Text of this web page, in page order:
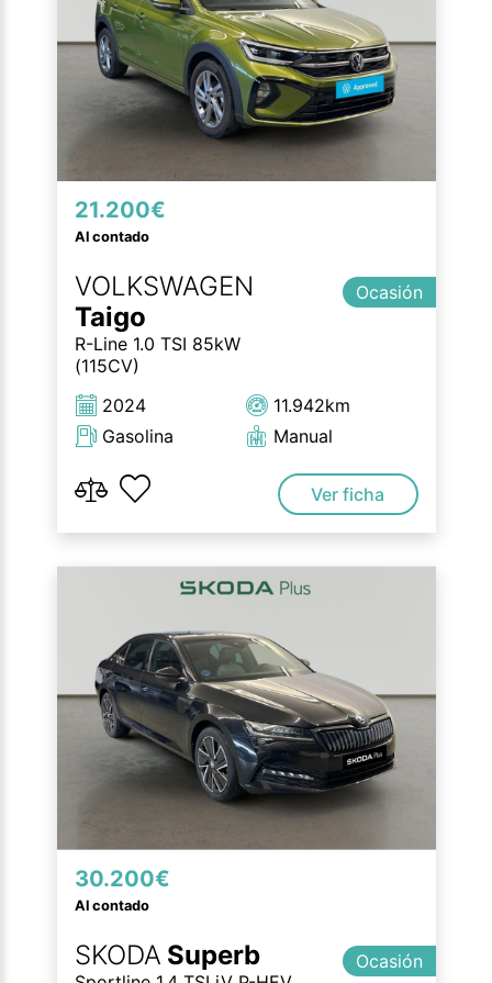
21.200€
Al contado
VOLKSWAGEN
Taigo
R-Line 1.0 TSI 85kW
(115CV)
Ocasión
2024
Gasolina
11.942km
Manual
Ver ficha
30.200€
Al contado
SKODA Superb Ocasión